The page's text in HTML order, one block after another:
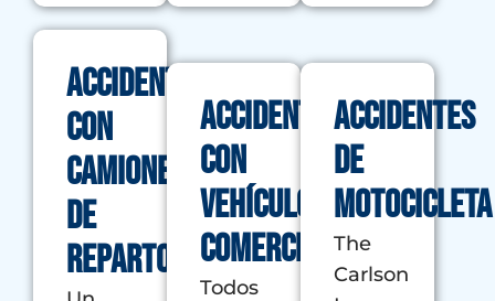
accidentes
con
camiones
de
reparto
Accidente
con
vehículo
comercial
Todos
Accidentes
de
motocicleta
The
Carlson